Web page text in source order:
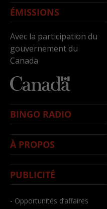
ÉMISSIONS
Avec la participation du
gouvernement du
Canada
BINGO RADIO
À PROPOS
PUBLICITÉ
- Opportunités d’affaires